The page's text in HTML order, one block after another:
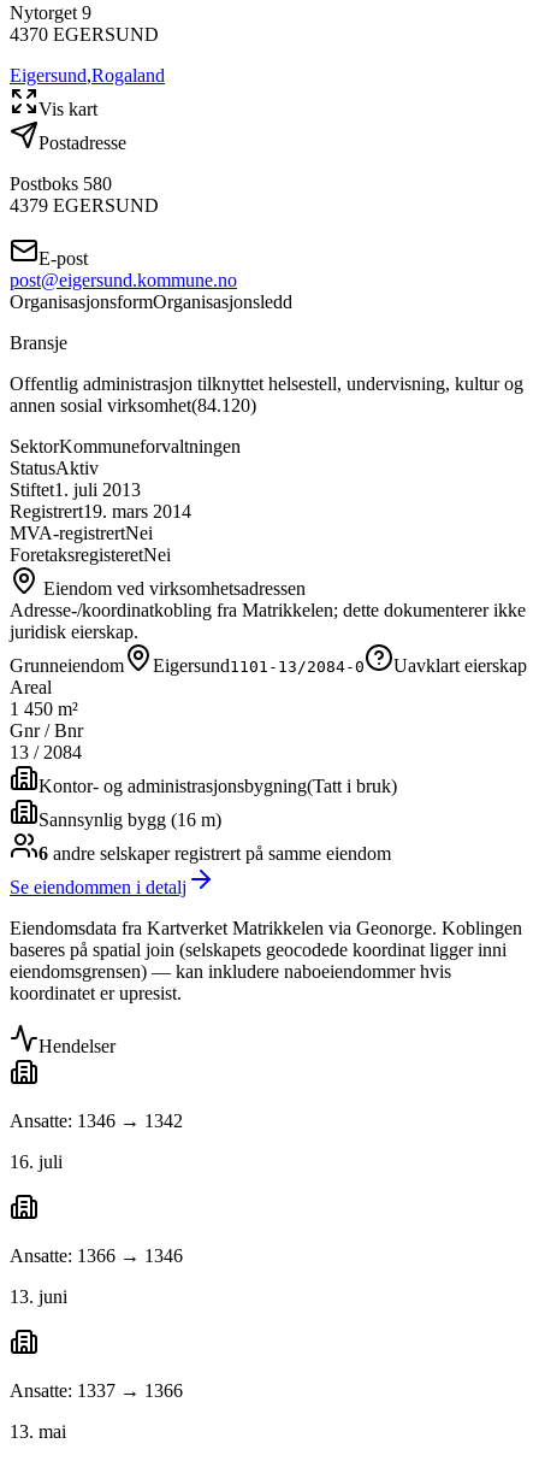
Nytorget 9
4370 EGERSUND
Eigersund,Rogaland
Vis kart
Postadresse
Postboks 580
4379 EGERSUND
E-post
post@eigersund.kommune.no
OrganisasjonsformOrganisasjonsledd
Bransje
Offentlig administrasjon tilknyttet helsestell, undervisning, kultur og
annen sosial virksomhet(84.120)
SektorKommuneforvaltningen
StatusAktiv
Stiftet1. juli 2013
Registrert19. mars 2014
MVA-registrertNei
ForetaksregisteretNei
Eiendom ved virksomhetsadressen
Adresse-/koordinatkobling fra Matrikkelen; dette dokumenterer ikke
juridisk eierskap.
Grunneiendom
Eigersund1101-13/2084-0
Uavklart eierskap
Areal
1 450 m²
Gnr / Bnr
13 / 2084
Kontor- og administrasjonsbygning(Tatt i bruk)
Sannsynlig bygg (16 m)
6 andre selskaperregistrert på samme eiendom
Se eiendommen i detalj
Eiendomsdata fra Kartverket Matrikkelen via Geonorge. Koblingen
baseres på spatial join (selskapets geocodede koordinat ligger inni
eiendomsgrensen) — kan inkludere naboeiendommer hvis
koordinatet er upresist.
Hendelser
Ansatte: 1346 → 1342
16. juli
Ansatte: 1366 → 1346
13. juni
Ansatte: 1337 → 1366
13. mai